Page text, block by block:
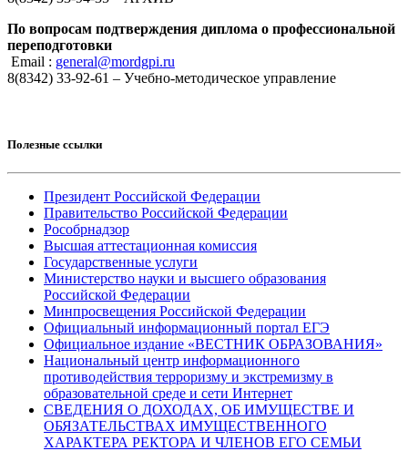
По вопросам подтверждения диплома о профессиональной
переподготовки
Email : general@mordgpi.ru
8(8342) 33-92-61 – Учебно-методическое управление
Полезные ссылки
Президент Российской Федерации
Правительство Российской Федерации
Рособрнадзор
Высшая аттестационная комиссия
Государственные услуги
Министерство науки и высшего образования
Российской Федерации
Минпросвещения Российской Федерации
Официальный информационный портал ЕГЭ
Официальное издание «ВЕСТНИК ОБРАЗОВАНИЯ»
Национальный центр информационного
противодействия терроризму и экстремизму в
образовательной среде и сети Интернет
СВЕДЕНИЯ О ДОХОДАХ, ОБ ИМУЩЕСТВЕ И
ОБЯЗАТЕЛЬСТВАХ ИМУЩЕСТВЕННОГО
ХАРАКТЕРА РЕКТОРА И ЧЛЕНОВ ЕГО СЕМЬИ